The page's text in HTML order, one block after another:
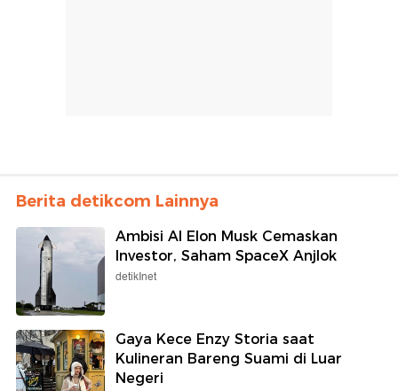
Berita detikcom Lainnya
Ambisi AI Elon Musk Cemaskan
Investor, Saham SpaceX Anjlok
detikInet
Gaya Kece Enzy Storia saat
Kulineran Bareng Suami di Luar
Negeri